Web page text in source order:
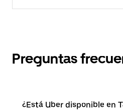
Preguntas
¿Está Uber disponible en